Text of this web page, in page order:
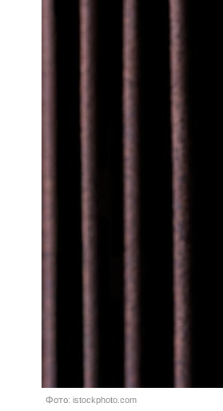
Фото: istockphoto.com